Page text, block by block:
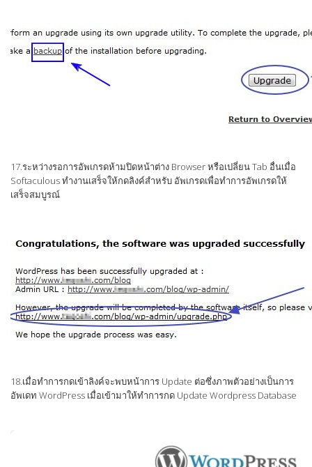
17.ระหว่างรอการอัพเกรดห้ามปิดหน้าต่าง Browser หรือเปลี่ยน Tab อื่นเมื่อ
Softaculous ทำงานเสร็จให้กดลิงค์สำหรับ อัพเกรดเพื่อทำการอัพเกรดให้
เสร็จสมบูรณ์
18.เมื่อทำการกดเข้าลิงค์จะพบหน้าการ Update ต่อซึ่งภาพตัวอย่างเป็นการ
อัพเดท WordPress เมื่อเข้ามาให้ทำการกด Update Wordpress Database